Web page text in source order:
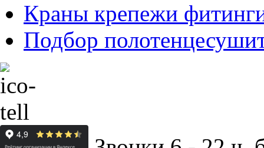
Краны крепежи
Подбор